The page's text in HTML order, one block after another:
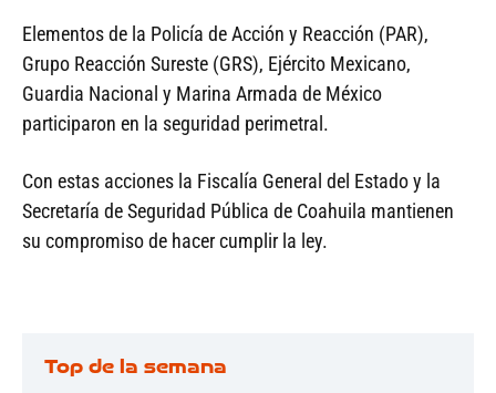
Elementos de la Policía de Acción y Reacción (PAR),
Grupo Reacción Sureste (GRS), Ejército Mexicano,
Guardia Nacional y Marina Armada de México
participaron en la seguridad perimetral.
Con estas acciones la Fiscalía General del Estado y la
Secretaría de Seguridad Pública de Coahuila mantienen
su compromiso de hacer cumplir la ley.
Top de la semana